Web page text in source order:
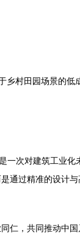
村田园场景的
次对建筑工业
通过精准的设计
仁，共同推动中